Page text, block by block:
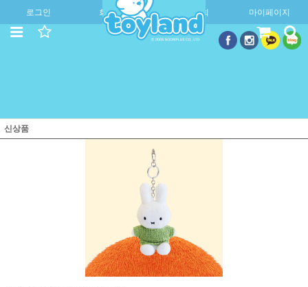
로그인 회원가입 주문조회 마이페이지
신상품